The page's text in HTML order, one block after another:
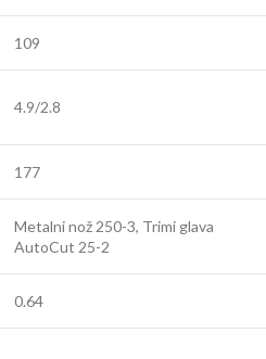
109
4.9/2.8
177
Metalni nož 250-3, Trimi glava
AutoCut 25-2
0.64